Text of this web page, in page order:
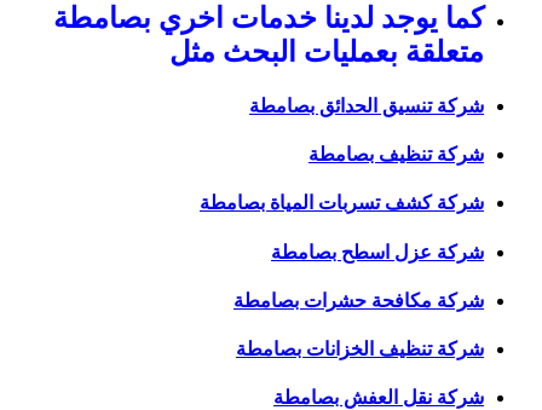
كما يوجد لدينا خدمات اخري بصامطة
متعلقة بعمليات البحث مثل
شركة تنسيق الحدائق بصامطة
شركة تنظيف بصامطة
شركة كشف تسربات المياة بصامطة
شركة عزل اسطح بصامطة
شركة مكافحة حشرات بصامطة
شركة تنظيف الخزانات بصامطة
شركة نقل العفش بصامطة